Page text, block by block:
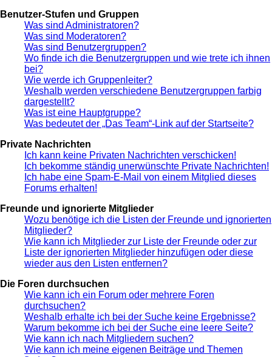
Benutzer-Stufen und Gruppen
Was sind Administratoren?
Was sind Moderatoren?
Was sind Benutzergruppen?
Wo finde ich die Benutzergruppen und wie trete ich ihnen
bei?
Wie werde ich Gruppenleiter?
Weshalb werden verschiedene Benutzergruppen farbig
dargestellt?
Was ist eine Hauptgruppe?
Was bedeutet der „Das Team“-Link auf der Startseite?
Private Nachrichten
Ich kann keine Privaten Nachrichten verschicken!
Ich bekomme ständig unerwünschte Private Nachrichten!
Ich habe eine Spam-E-Mail von einem Mitglied dieses
Forums erhalten!
Freunde und ignorierte Mitglieder
Wozu benötige ich die Listen der Freunde und ignorierten
Mitglieder?
Wie kann ich Mitglieder zur Liste der Freunde oder zur
Liste der ignorierten Mitglieder hinzufügen oder diese
wieder aus den Listen entfernen?
Die Foren durchsuchen
Wie kann ich ein Forum oder mehrere Foren
durchsuchen?
Weshalb erhalte ich bei der Suche keine Ergebnisse?
Warum bekomme ich bei der Suche eine leere Seite?
Wie kann ich nach Mitgliedern suchen?
Wie kann ich meine eigenen Beiträge und Themen